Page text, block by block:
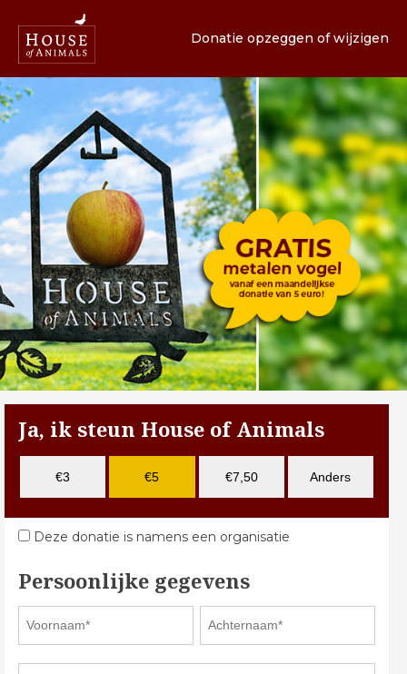
Donatie opzeggen of wijzigen
Ja, ik steun House of Animals
€3 €5 €7,50 Anders
Deze donatie is namens een organisatie
Persoonlijke gegevens